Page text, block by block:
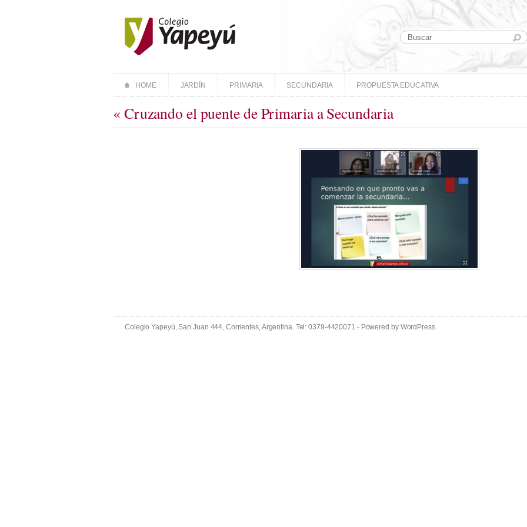
HOME JARDÍN PRIMARIA SECUNDARIA PROPUESTA EDUCATIVA
« Cruzando el puente de Primaria a Secundaria
Colegio Yapeyú, San Juan 444, Corrientes, Argentina. Tel: 0379-4420071 - Powered by WordPress.